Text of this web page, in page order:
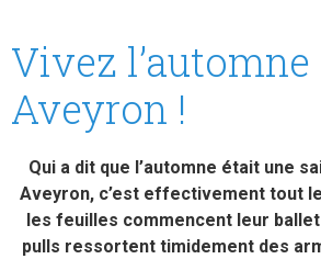
Vivez l’automne
Aveyron !
Qui a dit que l’automne était une
Aveyron, c’est effectivement tout
les feuilles commencent leur
pulls ressortent timidement des